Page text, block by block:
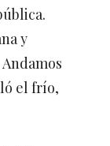
y
el frío,